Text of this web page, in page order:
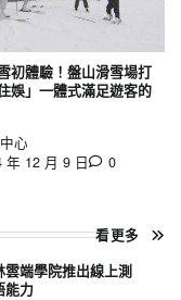
初體驗！盤山滑雪場打
娛」一體式滿足遊客的
心
年 12 月 9 日
0
看更多
端學院推出線上測
能力